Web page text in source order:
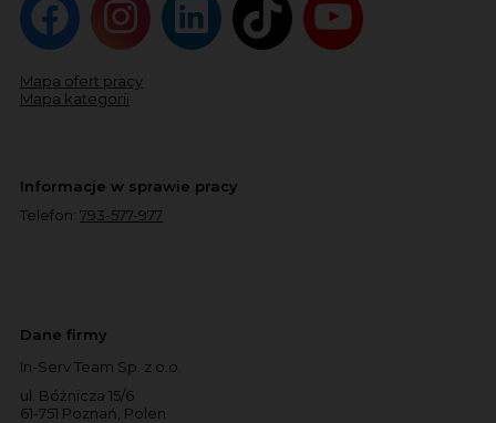
Mapa ofert pracy
Mapa kategorii
Informacje w sprawie pracy
Telefon: 793-577-977
Dane firmy
In-Serv Team Sp. z o.o.
ul. Bóżnicza 15/6
61-751 Poznań, Polen